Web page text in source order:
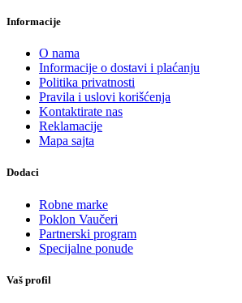
Informacije
O nama
Informacije o dostavi i plaćanju
Politika privatnosti
Pravila i uslovi korišćenja
Kontaktirate nas
Reklamacije
Mapa sajta
Dodaci
Robne marke
Poklon Vaučeri
Partnerski program
Specijalne ponude
Vaš profil